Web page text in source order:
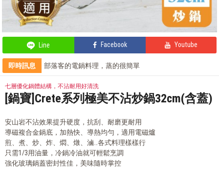
Line Facebook Youtube
即時訊息
部落客的電鍋料理，蒸的很簡單
部落客的星級料理，就靠這台IH電子鍋
部落客的氣炸私房菜，不藏私分享
七層優化鍋體結構，不沾耐用好清洗
[鍋寶]Crete系列極美不沾炒鍋32cm(含蓋)
安山岩不沾效果提升硬度，抗刮、耐磨更耐用
導磁複合金鍋底，加熱快、導熱均勻，適用電磁爐
煎、煮、炒、炸、燜、燉、滷…各式料理樣樣行
只需1/3用油量，冷鍋冷油就可輕鬆烹調
強化玻璃鍋蓋密封性佳，美味隨時掌控